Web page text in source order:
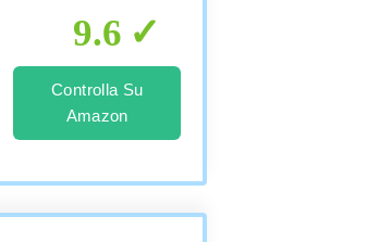
9.6
Controlla Su
Amazon